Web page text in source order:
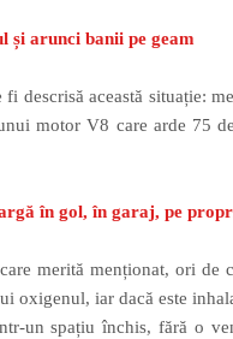
și arunci banii pe geam
descrisă această situație:
motor V8 care arde 75
în gol, în garaj, pe
merită menționat, ori
oxigenul, iar dacă este
un spațiu închis, fără o